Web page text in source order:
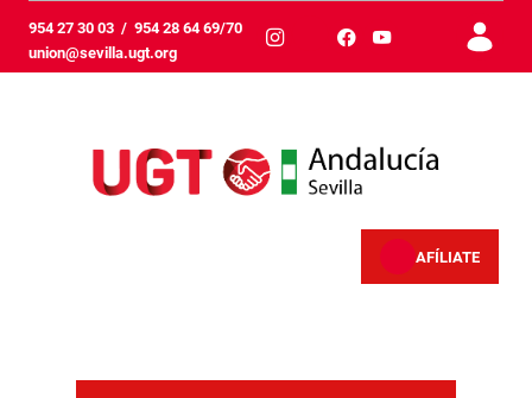
Zum Hauptinhalt springen
954 27 30 03 / 954 28 64 69/70
union@sevilla.ugt.org
AFÍLIATE